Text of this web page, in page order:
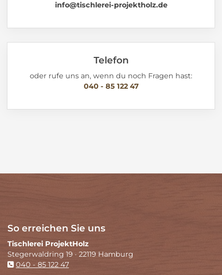
info@tischlerei-projektholz.de
Telefon
oder rufe uns an, wenn du noch Fragen hast:
040 - 85 122 47
So erreichen Sie uns
Tischlerei ProjektHolz
Stegerwaldring 19 · 22119 Hamburg
040 - 85 122 47